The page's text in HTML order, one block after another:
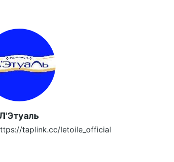
taplink.cc/letoile_official